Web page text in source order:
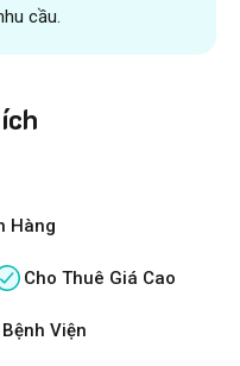
cầu.
Hàng
Cho Thuê Giá Cao
Viện